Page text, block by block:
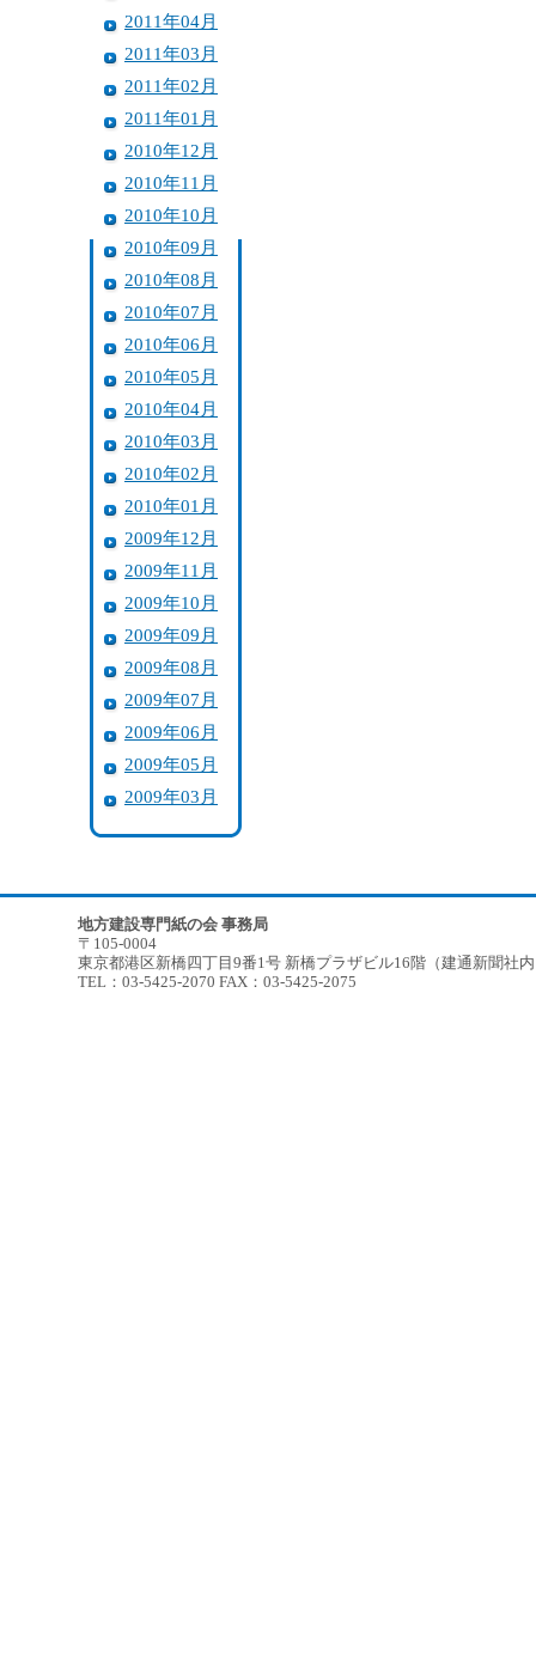
2011年04月
2011年03月
2011年02月
2011年01月
2010年12月
2010年11月
2010年10月
2010年09月
2010年08月
2010年07月
2010年06月
2010年05月
2010年04月
2010年03月
2010年02月
2010年01月
2009年12月
2009年11月
2009年10月
2009年09月
2009年08月
2009年07月
2009年06月
2009年05月
2009年03月
地方建設専門紙の会 事務局
〒105-0004
東京都港区新橋四丁目9番1号 新橋プラザビル16階（建通新聞社
TEL：03-5425-2070 FAX：03-5425-2075